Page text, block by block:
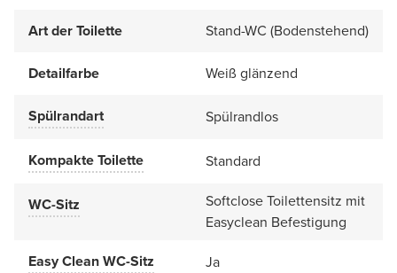
Art der Toilette Stand-WC (Bodenstehend)
Detailfarbe Weiß glänzend
Spülrandart Spülrandlos
Kompakte Toilette Standard
WC-Sitz
Softclose Toilettensitz mit
Easyclean Befestigung
Easy Clean WC-Sitz
Ja